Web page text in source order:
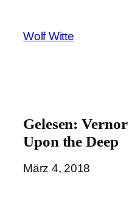
springen
Wolf Witte
Gelesen:
Upon the Deep
März 4, 2018